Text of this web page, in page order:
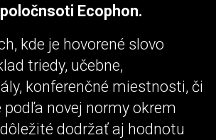
Ecophon.
kde je hovorené slovo
triedy, učebne,
konferenčné miestnosti, či
podľa novej normy okrem
dodržať aj hodnotu